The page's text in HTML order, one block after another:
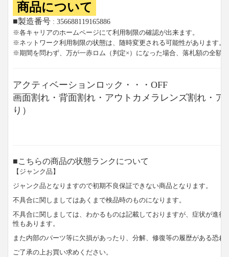
商品について
■製造番号 : 356688119165886
※各キャリアのホームページにて利用制限の確認が出来ます。
※ネットワーク利用制限の状態は、随時変更される可能性があります。
※期間を問わず、万が一赤ロム（判定×）になった場合、落札額の全額
アクティベーションロック・・・OFF
画面割れ・背面割れ・アウトカメラレンズ割れ・ア
り）
■こちらの商品の状態ランクについて
【ジャンク品】
ジャンク品となりますので初期不良保証できない商品となります。
不具合に関しましてはあくまで検品時のものになります。
不具合に関しましては、わかるものは記載しておりますが、症状が進
性もあります。
また内部のパーツ等に欠損があったり、分解、修復等の履歴がある恐れ
ご了承の上お買い求めください。